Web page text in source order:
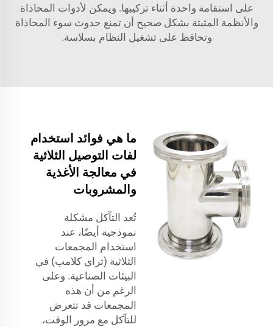
على استقامة واحدة أثناء تركيبها. ويمكن لأدوات المحاذاة
والأنظمة المثبتة بشكل صحيح أن تمنع حدوث سوء المحاذاة
وتحافظ على تشغيل النظام بسلاسة.
ما هي فوائد استخدام
لفات التوصيل الثلاثية
في معالجة الأغذية
والمشروبات
تُعد التآكل مشكلة
نموذجية أيضًا، عند
استخدام المجمعات
الثلاثية (تراي كلامب) في
البيئات الصناعية. وعلى
الرغم من أن هذه
المجمعات قد تتعرض
للتآكل مع مرور الوقت،